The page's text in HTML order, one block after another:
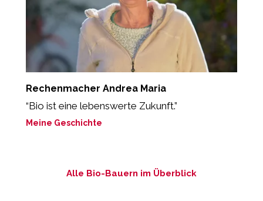
Rechenmacher Andrea Maria
“Bio ist eine lebenswerte Zukunft.”
Meine Geschichte
Alle Bio-Bauern im Überblick